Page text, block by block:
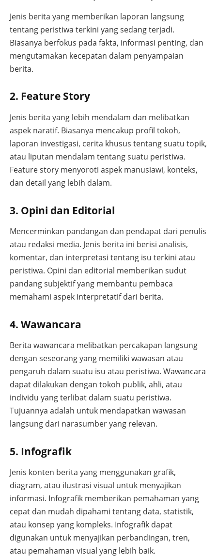
Jenis berita yang memberikan laporan langsung
tentang peristiwa terkini yang sedang terjadi.
Biasanya berfokus pada fakta, informasi penting, dan
mengutamakan kecepatan dalam penyampaian
berita.
2. Feature Story
Jenis berita yang lebih mendalam dan melibatkan
aspek naratif. Biasanya mencakup profil tokoh,
laporan investigasi, cerita khusus tentang suatu topik,
atau liputan mendalam tentang suatu peristiwa.
Feature story menyoroti aspek manusiawi, konteks,
dan detail yang lebih dalam.
3. Opini dan Editorial
Mencerminkan pandangan dan pendapat dari penulis
atau redaksi media. Jenis berita ini berisi analisis,
komentar, dan interpretasi tentang isu terkini atau
peristiwa. Opini dan editorial memberikan sudut
pandang subjektif yang membantu pembaca
memahami aspek interpretatif dari berita.
4. Wawancara
Berita wawancara melibatkan percakapan langsung
dengan seseorang yang memiliki wawasan atau
pengaruh dalam suatu isu atau peristiwa. Wawancara
dapat dilakukan dengan tokoh publik, ahli, atau
individu yang terlibat dalam suatu peristiwa.
Tujuannya adalah untuk mendapatkan wawasan
langsung dari narasumber yang relevan.
5. Infografik
Jenis konten berita yang menggunakan grafik,
diagram, atau ilustrasi visual untuk menyajikan
informasi. Infografik memberikan pemahaman yang
cepat dan mudah dipahami tentang data, statistik,
atau konsep yang kompleks. Infografik dapat
digunakan untuk menyajikan perbandingan, tren,
atau pemahaman visual yang lebih baik.